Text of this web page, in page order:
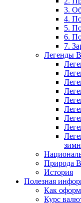
3.
4.
5.
6.
7.
Легенды
Природа
История
Полезная
Как
Курс